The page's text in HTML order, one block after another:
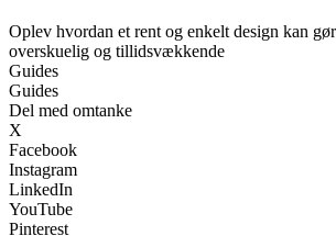
Oplev hvordan et rent og enkelt design kan
overskuelig og tillidsvækkende
Guides
Guides
Del med omtanke
X
Facebook
Instagram
LinkedIn
YouTube
Pinterest